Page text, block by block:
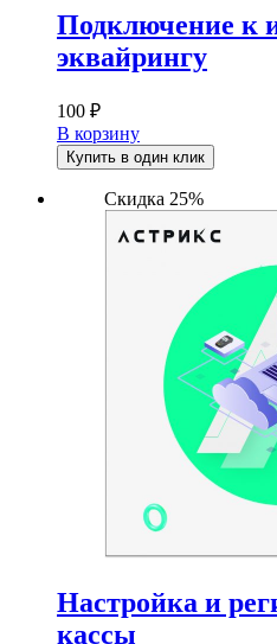
Подключение к
эквайрингу
100 ₽
В корзину
Купить в один клик
Скидка 25%
Настройка и
кассы